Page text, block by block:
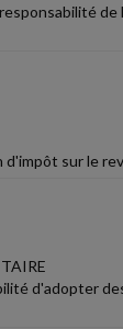
sur le
d'adopter